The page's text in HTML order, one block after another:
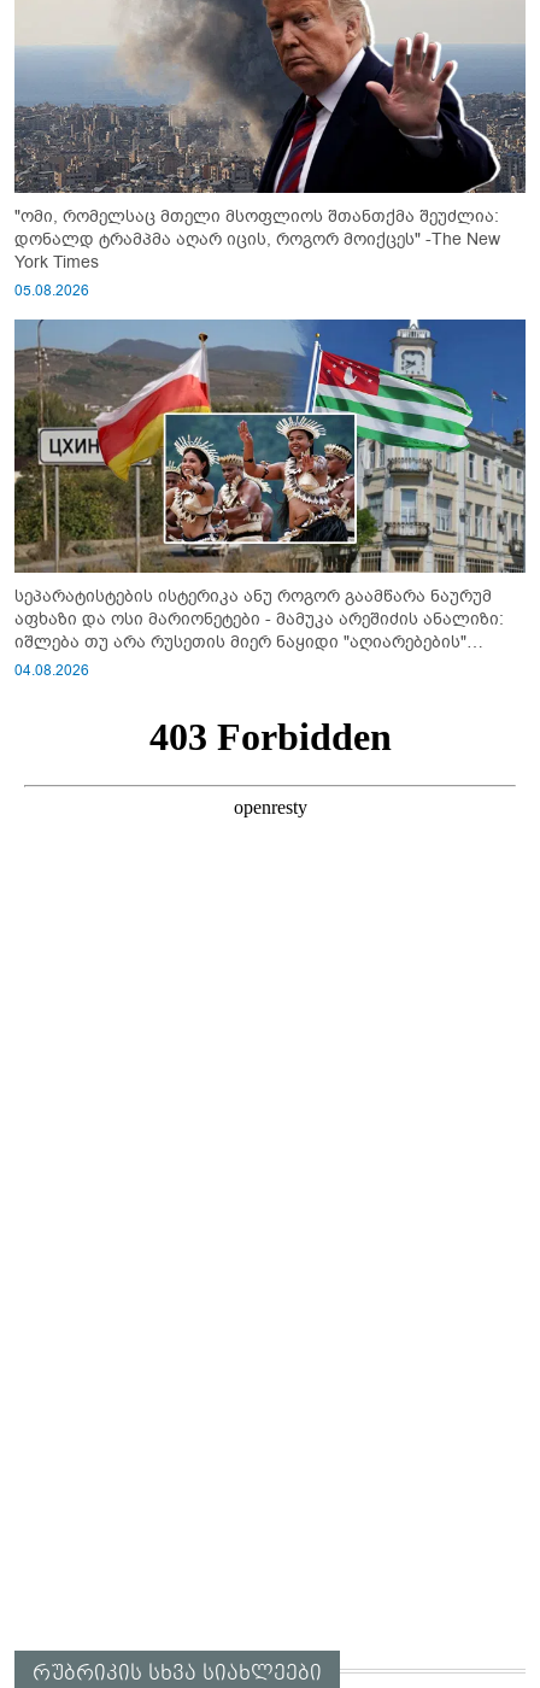
"ომი, რომელსაც მთელი მსოფლიოს შთანთქმა შეუძლია:
დონალდ ტრამპმა აღარ იცის, როგორ მოიქცეს" -The New
York Times
05.08.2026
სეპარატისტების ისტერიკა ანუ როგორ გაამწარა ნაურუმ
აფხაზი და ოსი მარიონეტები - მამუკა არეშიძის ანალიზი:
იშლება თუ არა რუსეთის მიერ ნაყიდი "აღიარებების"
სისტემა?!
04.08.2026
რუბრიკის სხვა სიახლეები